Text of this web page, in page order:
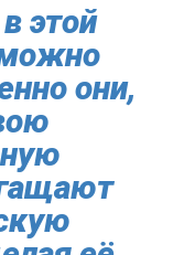
этой
они,